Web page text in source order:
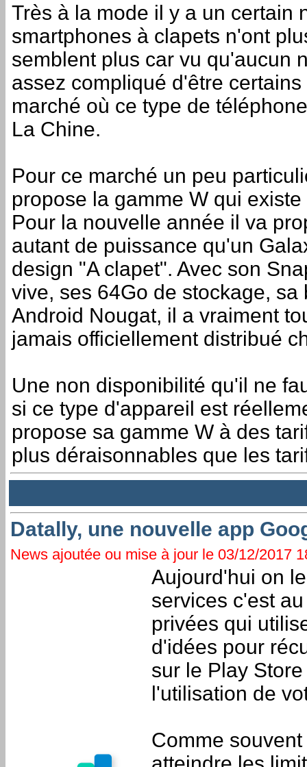
Très à la mode il y a un certain
smartphones à clapets n'ont
semblent plus car vu qu'aucun
assez compliqué d'être
marché où ce type de
La Chine.
Pour ce marché un peu
propose la gamme W qui
Pour la nouvelle année il va
autant de puissance qu'un
design "A clapet". Avec son
vive, ses 64Go de stockage,
Android Nougat, il a vraiment
jamais officiellement distribué
Une non disponibilité qu'il ne
si ce type d'appareil est
propose sa gamme W à des
plus déraisonnables que les
Datally, une nouvelle app
News ajoutée ou mise à jour le 03/12/2017
Aujourd'hui on
services c'est
privées qui
d'idées pour
sur le Play
l'utilisation de
Comme